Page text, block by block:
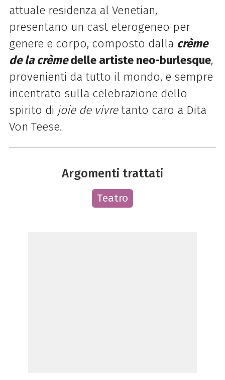
attuale residenza al Venetian,
presentano un cast eterogeneo per
genere e corpo, composto dalla crème
de la crèmedelle artiste neo-burlesque,
provenienti da tutto il mondo, e sempre
incentrato sulla celebrazione dello
spirito di joie de vivretanto caro a Dita
Von Teese.
Argomenti trattati
Teatro